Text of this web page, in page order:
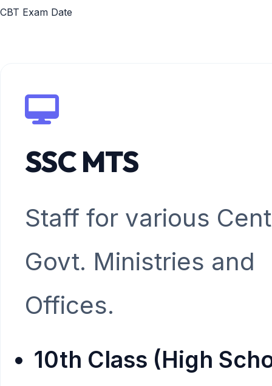
CBT Exam Date
SSC MTS
Staff for various
Govt. Ministries and
Offices.
10th Class (High